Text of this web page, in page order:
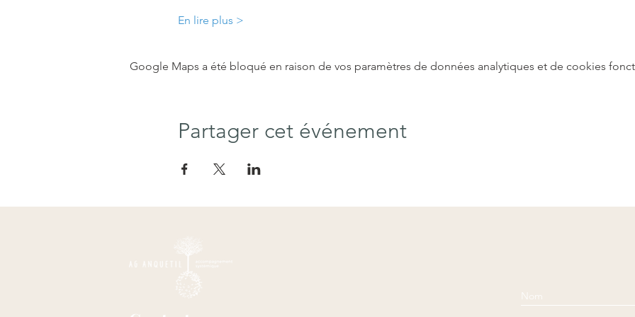
En lire plus >
Google Maps a été bloqué en raison de vos paramètres de données analytiques et de cookies
Partager cet événement